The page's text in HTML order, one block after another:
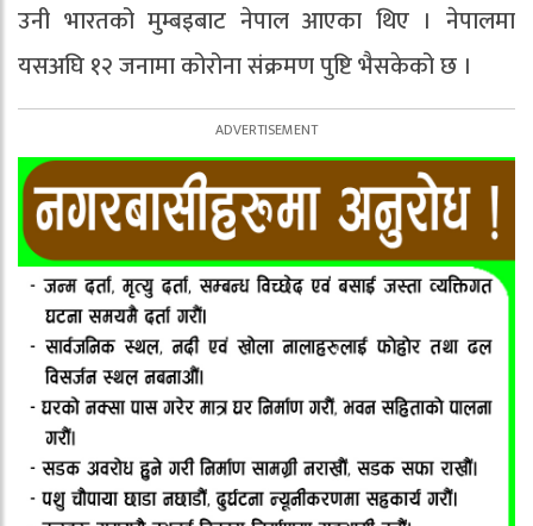
उनी भारतको मुम्बइबाट नेपाल आएका थिए । नेपालमा
यसअघि १२ जनामा कोरोना संक्रमण पुष्टि भैसकेको छ ।